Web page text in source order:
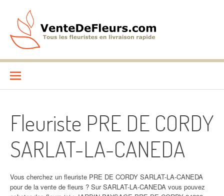
contenu
VenteDeFleurs.com
Fleuriste PRE DE CORDY
SARLAT-LA-CANEDA
Vous cherchez un fleuriste PRE DE CORDY SARLAT-LA-CANEDA
pour de la vente de fleurs ? Sur SARLAT-LA-CANEDA vous pouvez